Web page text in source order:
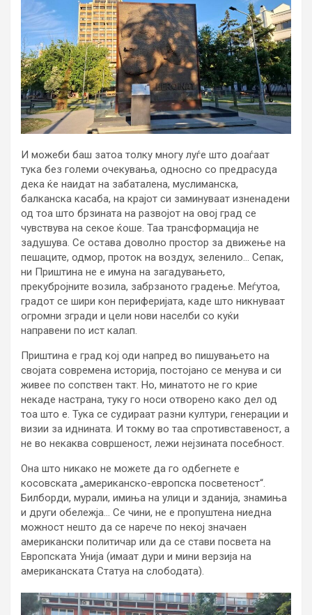
И можеби баш затоа толку многу луѓе што доаѓаат
тука без големи очекувања, односно со предрасуда
дека ќе наидат на забаталена, муслиманска,
балканска касаба, на крајот си заминуваат изненадени
од тоа што брзината на развојот на овој град се
чувствува на секое ќоше. Таа трансформација не
задушува. Се остава доволно простор за движење на
пешаците, одмор, проток на воздух, зеленило… Сепак,
ни Приштина не е имуна на загадувањето,
прекубројните возила, забрзаното градење. Меѓутоа,
градот се шири кон периферијата, каде што никнуваат
огромни згради и цели нови населби со куќи
направени по ист калап.
Приштина е град кој оди напред во пишувањето на
својата современа историја, постојано се менува и си
живее по сопствен такт. Но, минатото не го крие
некаде настрана, туку го носи отворено како дел од
тоа што е. Тука се судираат разни култури, генерации и
визии за иднината. И токму во таа спротивставеност, а
не во некаква совршеност, лежи нејзината посебност.
Она што никако не можете да го одбегнете е
косовската „американско-европска посветеност“.
Билборди, мурали, имиња на улици и зданија, знамиња
и други обележја… Се чини, не е пропуштена ниедна
можност нешто да се нарече по некој значаен
американски политичар или да се стави посвета на
Европската Унија (имаат дури и мини верзија на
американската Статуа на слободата).